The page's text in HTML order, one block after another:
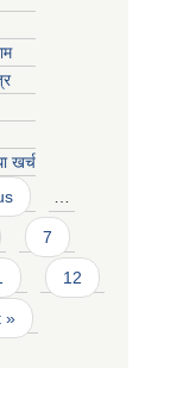
खर्च
7
12
»